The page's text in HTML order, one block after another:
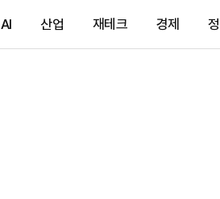
AI 산업 재테크 경제